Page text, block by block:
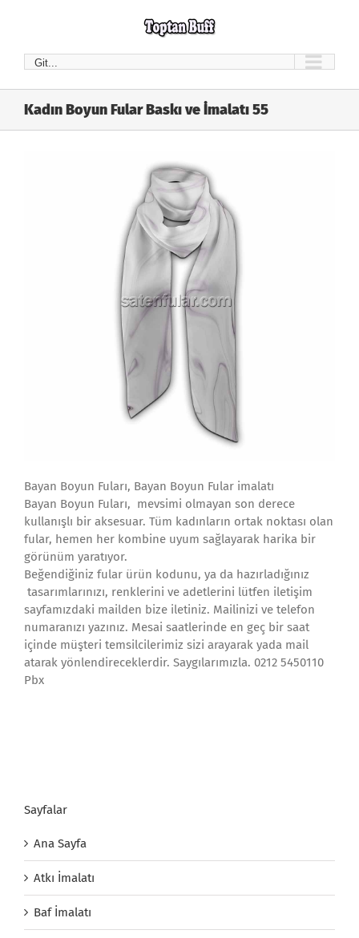
Git...
Kadın Boyun Fular Baskı ve İmalatı 55
Bayan Boyun Fuları, Bayan Boyun Fular imalatı
Bayan Boyun Fuları, mevsimi olmayan son derece
kullanışlı bir aksesuar. Tüm kadınların ortak noktası olan
fular, hemen her kombine uyum sağlayarak harika bir
görünüm yaratıyor.
Beğendiğiniz fular ürün kodunu, ya da hazırladığınız
tasarımlarınızı, renklerini ve adetlerini lütfen iletişim
sayfamızdaki mailden bize iletiniz. Mailinizi ve telefon
numaranızı yazınız. Mesai saatlerinde en geç bir saat
içinde müşteri temsilcilerimiz sizi arayarak yada mail
atarak yönlendireceklerdir. Saygılarımızla. 0212 5450110
Pbx
Sayfalar
Ana Sayfa
Atkı İmalatı
Baf İmalatı